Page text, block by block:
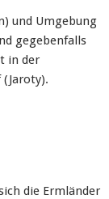
und Umgebung
gegebenfalls
in der
die Ermländer